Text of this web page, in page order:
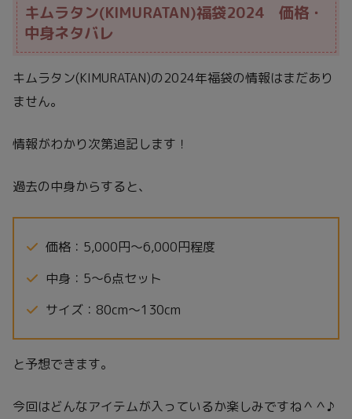
キムラタン(KIMURATAN)福袋2024 価格・
中身ネタバレ
キムラタン(KIMURATAN)の2024年福袋の情報はまだあり
ません。
情報がわかり次第追記します！
過去の中身からすると、
価格：5,000円～6,000円程度
中身：5～6点セット
サイズ：80cm〜130cm
と予想できます。
今回はどんなアイテムが入っているか楽しみですね＾＾♪